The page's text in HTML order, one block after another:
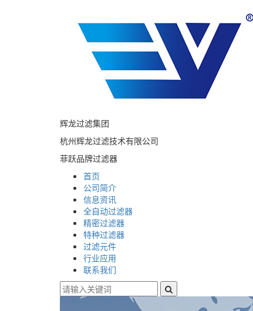
辉龙过滤集团
杭州辉龙过滤技术有限公司
菲跃品牌过滤器
首页
公司简介
信息资讯
全自动过滤器
精密过滤器
特种过滤器
过滤元件
行业应用
联系我们